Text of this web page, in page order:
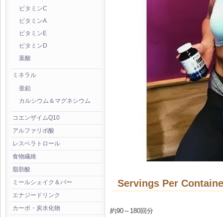
ビタミンC
ビタミンA
ビタミンE
ビタミンD
葉酸
ミネラル
亜鉛
カルシウム＆マグネシウム
コエンザイムQ10
アルファリポ酸
レスベラトロール
食物繊維
脂肪酸
ミールシェイク＆バー
エナジードリンク
カーボ・炭水化物
Servings Per
約90～180回分